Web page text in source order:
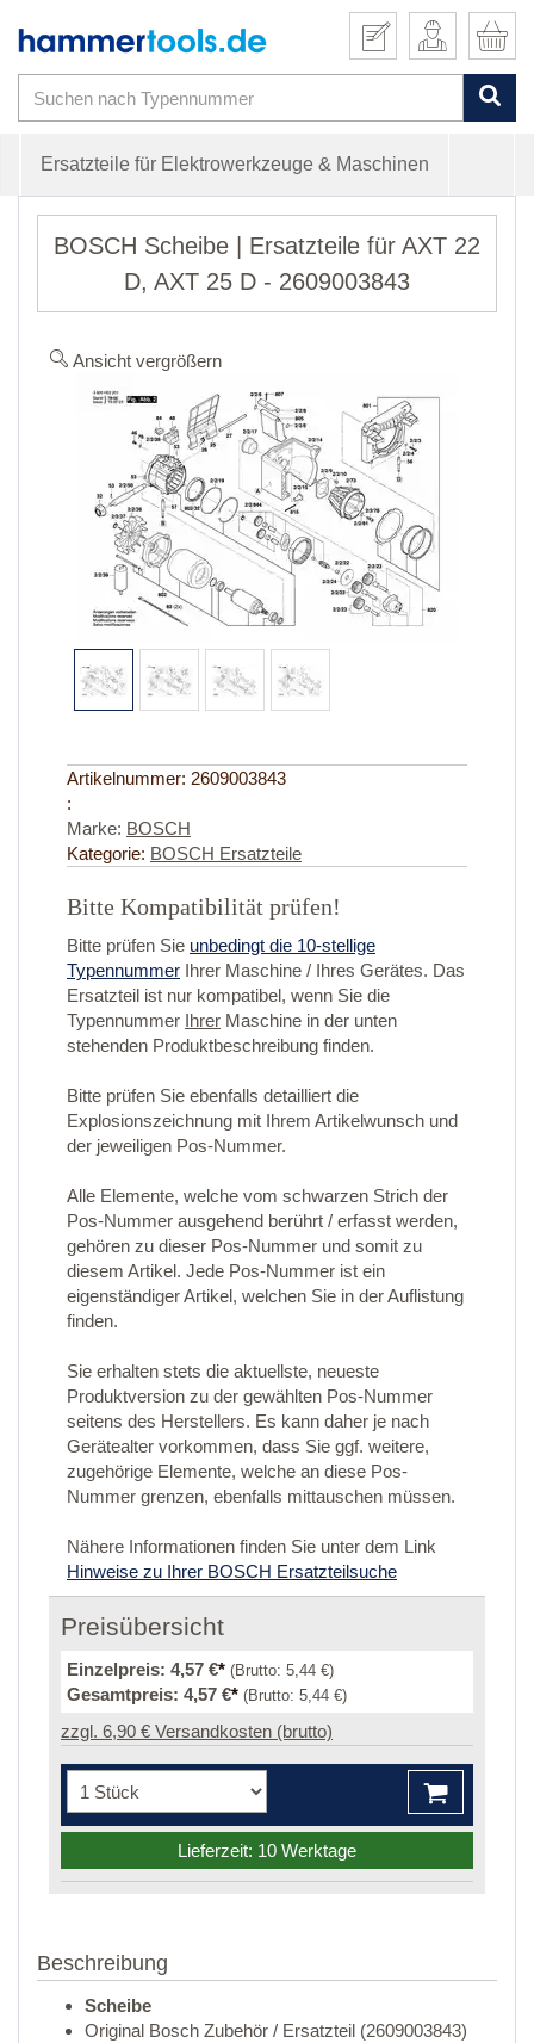
Ersatzteile für Elektrowerkzeuge & Maschinen
BOSCH Scheibe | Ersatzteile für AXT 22
D, AXT 25 D - 2609003843
Ansicht vergrößern
Artikelnummer: 2609003843
:
Marke: BOSCH
Kategorie: BOSCH Ersatzteile
Bitte Kompatibilität prüfen!
Bitte prüfen Sie unbedingt die 10-stellige
Typennummer Ihrer Maschine / Ihres Gerätes. Das
Ersatzteil ist nur kompatibel, wenn Sie die
Typennummer Ihrer Maschine in der unten
stehenden Produktbeschreibung finden.
Bitte prüfen Sie ebenfalls detailliert die
Explosionszeichnung mit Ihrem Artikelwunsch und
der jeweiligen Pos-Nummer.
Alle Elemente, welche vom schwarzen Strich der
Pos-Nummer ausgehend berührt / erfasst werden,
gehören zu dieser Pos-Nummer und somit zu
diesem Artikel. Jede Pos-Nummer ist ein
eigenständiger Artikel, welchen Sie in der Auflistung
finden.
Sie erhalten stets die aktuellste, neueste
Produktversion zu der gewählten Pos-Nummer
seitens des Herstellers. Es kann daher je nach
Gerätealter vorkommen, dass Sie ggf. weitere,
zugehörige Elemente, welche an diese Pos-
Nummer grenzen, ebenfalls mittauschen müssen.
Nähere Informationen finden Sie unter dem Link
Hinweise zu Ihrer BOSCH Ersatzteilsuche
Preisübersicht
Einzelpreis: 4,57 €* (Brutto: 5,44 €)
Gesamtpreis: 4,57 €* (Brutto: 5,44 €)
zzgl. 6,90 € Versandkosten (brutto)
Lieferzeit: 10 Werktage
Beschreibung
Scheibe
Original Bosch Zubehör / Ersatzteil (2609003843)